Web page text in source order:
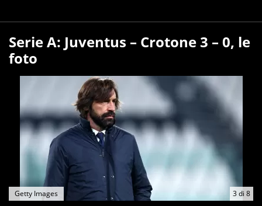
Serie A: Juventus – Crotone 3 – 0, le
foto
3di 8
Getty Images